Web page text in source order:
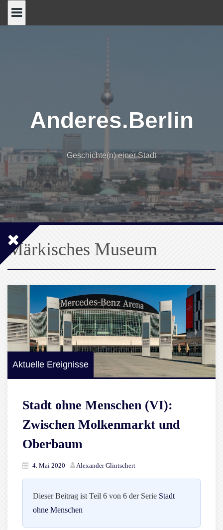
Anderes.Berlin
Geschichte(n) einer Stadt
Märkisches Museum
Aktuelle Ereignisse
Stadt ohne Menschen (VI):
Zwischen Molkenmarkt und
Oberbaum
4. Mai 2020 Alexander Glintschert
Dieser Beitrag ist Teil 6 von 6 der Serie Stadt
ohne Menschen